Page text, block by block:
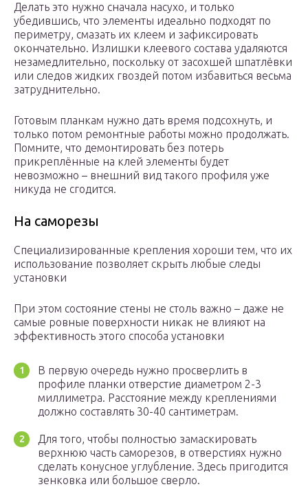
Делать это нужно сначала насухо, и только
убедившись, что элементы идеально подходят по
периметру, смазать их клеем и зафиксировать
окончательно. Излишки клеевого состава удаляются
незамедлительно, поскольку от засохшей шпатлёвки
или следов жидких гвоздей потом избавиться весьма
затруднительно.
Готовым планкам нужно дать время подсохнуть, и
только потом ремонтные работы можно продолжать.
Помните, что демонтировать без потерь
прикреплённые на клей элементы будет
невозможно – внешний вид такого профиля уже
никуда не сгодится.
На саморезы
Специализированные крепления хороши тем, что их
использование позволяет скрыть любые следы
установки
При этом состояние стены не столь важно – даже не
самые ровные поверхности никак не влияют на
эффективность этого способа установки
В первую очередь нужно просверлить в
профиле планки отверстие диаметром 2-3
миллиметра. Расстояние между креплениями
должно составлять 30-40 сантиметрам.
Для того, чтобы полностью замаскировать
верхнюю часть саморезов, в отверстиях нужно
сделать конусное углубление. Здесь пригодится
зенковка или большое сверло.